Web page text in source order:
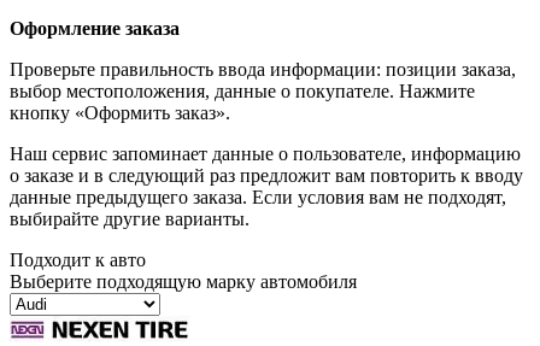
Оформление заказа
Проверьте правильность ввода информации: позиции заказа,
выбор местоположения, данные о покупателе. Нажмите
кнопку «Оформить заказ».
Наш сервис запоминает данные о пользователе, информацию
о заказе и в следующий раз предложит вам повторить к вводу
данные предыдущего заказа. Если условия вам не подходят,
выбирайте другие варианты.
Подходит к авто
Выберите подходящую марку автомобиля